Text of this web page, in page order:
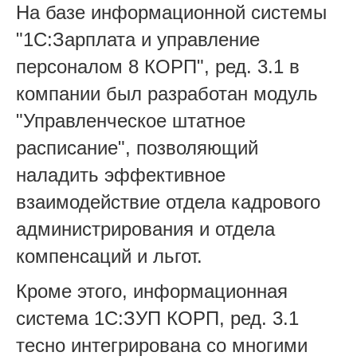
На базе информационной системы
"1С:Зарплата и управление
персоналом 8 КОРП", ред. 3.1 в
компании был разработан модуль
"Управленческое штатное
расписание", позволяющий
наладить эффективное
взаимодействие отдела кадрового
администрирования и отдела
компенсаций и льгот.
Кроме этого, информационная
система 1С:ЗУП КОРП, ред. 3.1
тесно интегрирована со многими